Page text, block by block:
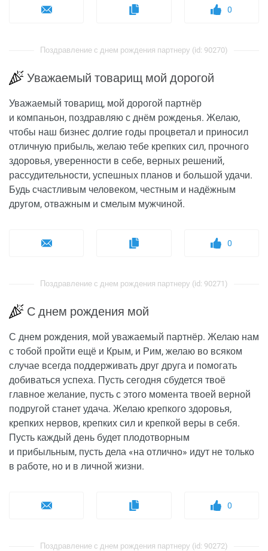
0
Поздравление с днем рождения партнеру (id: 90270)
Уважаемый товарищ мой дорогой
Уважаемый товарищ, мой дорогой партнёр
и компаньон, поздравляю с днём рожденья. Желаю,
чтобы наш бизнес долгие годы процветал и приносил
отличную прибыль, желаю тебе крепких сил, прочного
здоровья, уверенности в себе, верных решений,
рассудительности, успешных планов и большой удачи.
Будь счастливым человеком, честным и надёжным
другом, отважным и смелым мужчиной.
0
Поздравление с днем рождения партнеру (id: 90271)
С днем рождения мой
С днем рождения, мой уважаемый партнёр. Желаю нам
с тобой пройти ещё и Крым, и Рим, желаю во всяком
случае всегда поддерживать друг друга и помогать
добиваться успеха. Пусть сегодня сбудется твоё
главное желание, пусть с этого момента твоей верной
подругой станет удача. Желаю крепкого здоровья,
крепких нервов, крепких сил и крепкой веры в себя.
Пусть каждый день будет плодотворным
и прибыльным, пусть дела «на отлично» идут не только
в работе, но и в личной жизни.
0
Поздравление с днем рождения партнеру (id: 90272)